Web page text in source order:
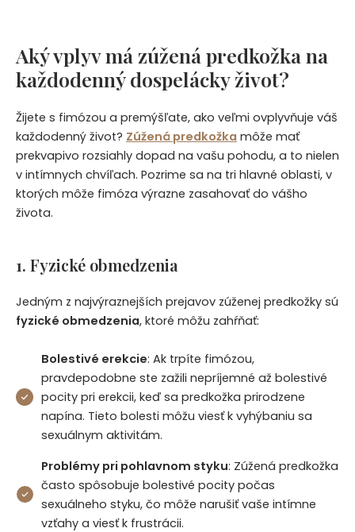
Aký vplyv má zúžená predkožka na
každodenný dospelácky život?
Žijete s fimózou a premýšľate, ako veľmi ovplyvňuje váš
každodenný život? Zúžená predkožka môže mať
prekvapivo rozsiahly dopad na vašu pohodu, a to nielen
v intímnych chvíľach. Pozrime sa na tri hlavné oblasti, v
ktorých môže fimóza výrazne zasahovať do vášho
života.
1. Fyzické obmedzenia
Jedným z najvýraznejších prejavov zúženej predkožky sú
fyzické obmedzenia, ktoré môžu zahŕňať:
Bolestivé erekcie: Ak trpíte fimózou,
pravdepodobne ste zažili nepríjemné až bolestivé
pocity pri erekcii, keď sa predkožka prirodzene
napína. Tieto bolesti môžu viesť k vyhýbaniu sa
sexuálnym aktivitám.
Problémy pri pohlavnom styku: Zúžená predkožka
často spôsobuje bolestivé pocity počas
sexuálneho styku, čo môže narušiť vaše intímne
vzťahy a viesť k frustrácii.